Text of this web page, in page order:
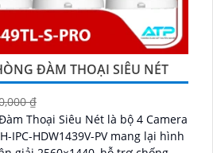
ĐÀM THOẠI SIÊU NÉT
₫
Thoại Siêu Nét là bộ 4 Camera
IPC-HDW1439V-PV mang lại hình